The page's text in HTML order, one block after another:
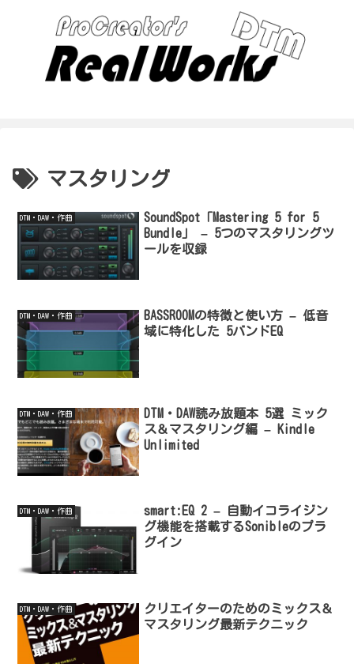
マスタリング
DTM・DAW・作曲
SoundSpot「Mastering 5 for 5
Bundle」 – 5つのマスタリングツ
ールを収録
DTM・DAW・作曲
BASSROOMの特徴と使い方 – 低音
域に特化した 5バンドEQ
DTM・DAW・作曲
DTM・DAW読み放題本 5選 ミック
ス＆マスタリング編 – Kindle
Unlimited
DTM・DAW・作曲
smart:EQ 2 – 自動イコライジン
グ機能を搭載するSonibleのプラ
グイン
DTM・DAW・作曲
クリエイターのためのミックス＆
マスタリング最新テクニック